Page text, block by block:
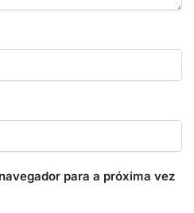
para a próxima vez